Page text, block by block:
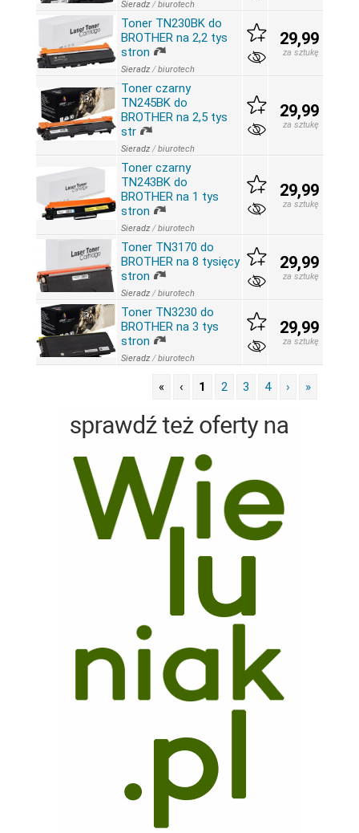
Sieradz /biurotech
Toner TN230BK do
BROTHER na 2,2 tys
stron
Sieradz /biurotech
29,99
za sztukę
Toner czarny
TN245BK do
BROTHER na 2,5 tys
str
Sieradz /biurotech
29,99
za sztukę
Toner czarny
TN243BK do
BROTHER na 1 tys
stron
Sieradz /biurotech
29,99
za sztukę
Toner TN3170 do
BROTHER na 8 tysięcy
stron
Sieradz /biurotech
29,99
za sztukę
Toner TN3230 do
BROTHER na 3 tys
stron
Sieradz /biurotech
29,99
za sztukę
« ‹ 1 2 3 4 › »